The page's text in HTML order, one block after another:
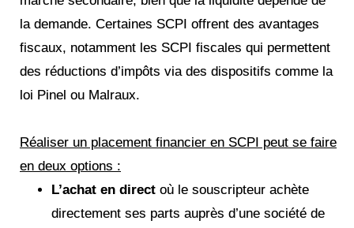
la demande. Certaines SCPI offrent des avantages
fiscaux, notamment les SCPI fiscales qui permettent
des réductions d’impôts via des dispositifs comme la
loi Pinel ou Malraux.
Réaliser un placement financier en SCPI peut se faire
en deux options :
L’achat en direct où le souscripteur achète
directement ses parts auprès d’une société de